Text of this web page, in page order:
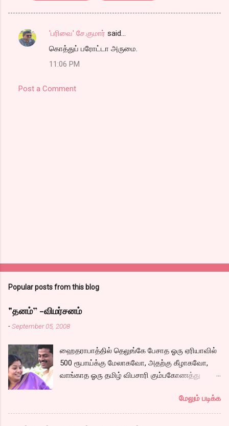
C
'பரிவை' சே.குமார் said…
கொத்துப் பரோட்டா அருமை.
11:06 PM
Post a Comment
Popular posts from this blog
"தனம்” -விமர்சனம்
-September 05, 2008
ஹைதராபாத்தில் தெலுங்கே பேசாத ஓரு ஏரியாவில்
500 ரூபாய்க்கு மேலாகவோ, அதற்கு கீழாகவோ,
வாங்காத ஓரு தமிழ் விபசாரி கும்பகோணத்து
வாழ்கைபடுகிறாள். அவளுடய வாழ்கை எப்படி
அமைந்தது? என்ற ஓரு நல்ல லைனை , சங்கீதா
மேலும் படிக்க